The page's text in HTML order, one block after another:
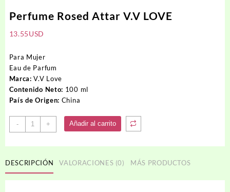
Perfume Rosed Attar V.V LOVE
13.55USD
Para Mujer
Eau de Parfum
Marca: V.V Love
Contenido Neto: 100 ml
País de Origen: China
-
Perfume
Rosed
LOVE
cantidad
+ Añadir al carrito
DESCRIPCIÓN VALORACIONES (0) MÁS PRODUCTOS